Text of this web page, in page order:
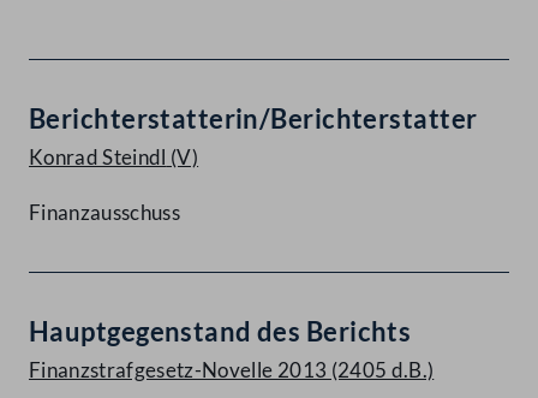
Berichterstatterin/Berichterstatter
Konrad Steindl (V)
Finanzausschuss
Hauptgegenstand des Berichts
Finanzstrafgesetz-Novelle 2013 (2405 d.B.)